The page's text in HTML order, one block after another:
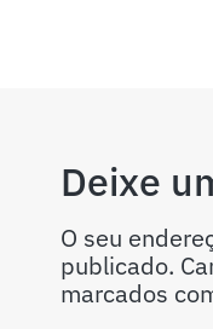
Deixe
O seu
publicado.
marcados